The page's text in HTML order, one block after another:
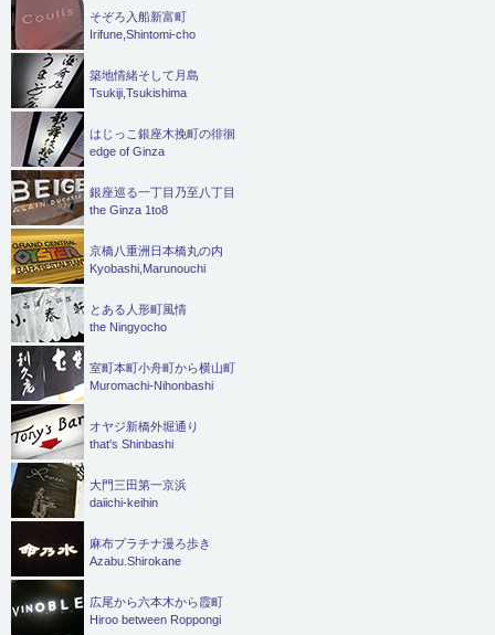
そぞろ入船新富町
Irifune,Shintomi-cho
築地情緒そして月島
Tsukiji,Tsukishima
はじっこ銀座木挽町の徘徊
edge of Ginza
銀座巡る一丁目乃至八丁目
the Ginza 1to8
京橋八重洲日本橋丸の内
Kyobashi,Marunouchi
とある人形町風情
the Ningyocho
室町本町小舟町から横山町
Muromachi-Nihonbashi
オヤジ新橋外堀通り
that's Shinbashi
大門三田第一京浜
daiichi-keihin
麻布プラチナ漫ろ歩き
Azabu.Shirokane
広尾から六本木から霞町
Hiroo between Roppongi